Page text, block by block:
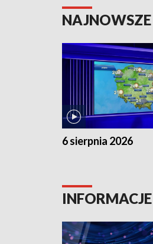
6 sierpnia 2026
INFORMACJE